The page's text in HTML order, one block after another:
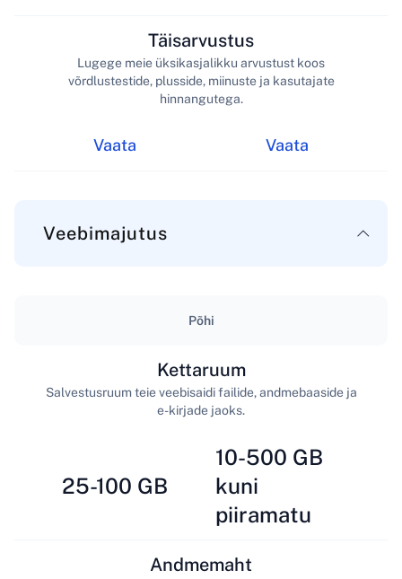
Vaata
Täisarvustus
Lugege meie üksikasjalikku arvustust koos
võrdlustestide, plusside, miinuste ja kasutajate
hinnangutega.
Vaata
Veebimajutus
Põhi
25-100 GB
Kettaruum
Salvestusruum teie veebisaidi failide, andmebaaside ja
e-kirjade jaoks.
10-500 GB
kuni
piiramatu
Andmemaht